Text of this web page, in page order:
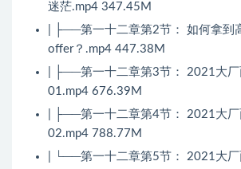
迷茫.mp4 347.45M
| ├──第一十二章第2节： 如何拿到
offer？.mp4 447.38M
| ├──第一十二章第3节： 2021大
01.mp4 676.39M
| ├──第一十二章第4节： 2021大
02.mp4 788.77M
| └──第一十二章第5节： 2021大